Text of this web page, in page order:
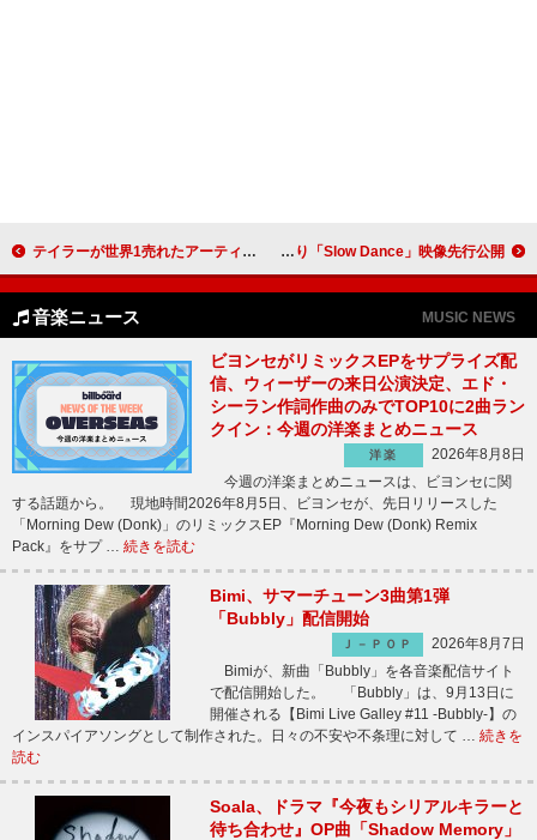
テイラーが世界1売れたアーティストに、ヤングブラッド初の首位獲得、バッド・バニーが日本のトップリスナーのために単独公演開催：今週の洋楽まとめニュース BRAHMAN、ライブ映像作品『尽未来祭 2025』より「Slow Dance」映像先行公開
音楽ニュース MUSIC NEWS
ビヨンセがリミックスEPをサプライズ配
信、ウィーザーの来日公演決定、エド・
シーラン作詞作曲のみでTOP10に2曲ラン
クイン：今週の洋楽まとめニュース
洋楽
2026年8月8日
今週の洋楽まとめニュースは、ビヨンセに関
する話題から。 現地時間2026年8月5日、ビヨンセが、先日リリースした
「Morning Dew (Donk)」のリミックスEP『Morning Dew (Donk) Remix
Pack』をサプ … 続きを読む
Bimi、サマーチューン3曲第1弾
「Bubbly」配信開始
Ｊ－ＰＯＰ
2026年8月7日
Bimiが、新曲「Bubbly」を各音楽配信サイト
で配信開始した。 「Bubbly」は、9月13日に
開催される【Bimi Live Galley #11 -Bubbly-】の
インスパイアソングとして制作された。日々の不安や不条理に対して … 続きを
読む
Soala、ドラマ『今夜もシリアルキラーと
待ち合わせ』OP曲「Shadow Memory」